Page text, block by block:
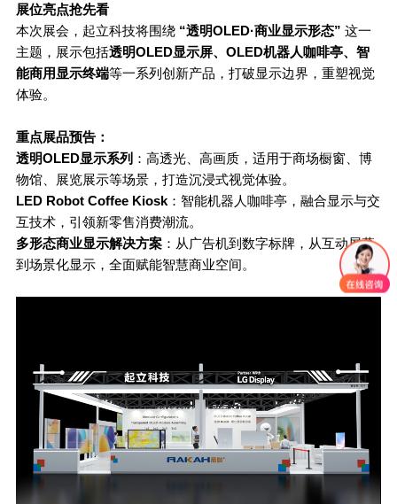
展位亮点抢先看
本次展会，起立科技将围绕 “透明OLED·商业显示形态” 这一
主题，展示包括透明OLED显示屏、 OLED机器人咖啡亭、智
能商用显示终端等一系列创新产品，打破显示边界，重塑视觉
体验。
重点展品预告：
透明OLED显示系列 ：高透光、高画质，适用于商场橱窗、博
物馆、展览展示等场景，打造沉浸式视觉体验。
LED Robot Coffee Kiosk：智能机器人咖啡亭，融合显示与交
互技术，引领新零售消费潮流。
多形态商业显示解决方案：从广告机到数字标牌，从互动屏幕
到场景化显示，全面赋能智慧商业空间。